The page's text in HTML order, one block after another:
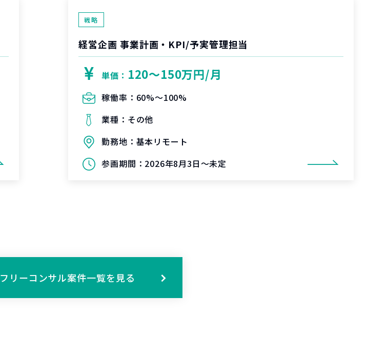
戦略
経営企画 事業計画・KPI/予実管理担当
単価： 120〜150万円/月
稼働率： 60%〜100%
業種： その他
勤務地： 基本リモート
参画期間： 2026年8月3日～未定
フリーコンサル案件一覧を見る